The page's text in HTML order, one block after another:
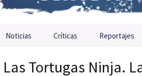
Saltar al contenido
Noticias Críticas Reportajes
Las Tortugas Ninja.